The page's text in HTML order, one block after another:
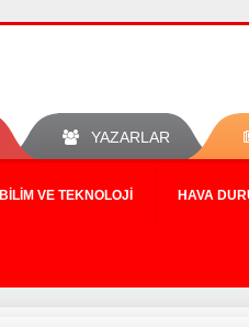
YAZARLAR
BILIM VE TEKNOLOJI HAVA